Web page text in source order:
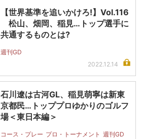
【世界基準を追いかけろ!】Vol.116
松山、畑岡、稲見…トップ選手に
共通するものとは?
週刊GD
2022.12.14
石川遼は古河GL、稲見萌寧は新東
京都民…トッププロゆかりのゴルフ
場＜東日本編＞
コース・プレー プロ・トーナメント 週刊GD